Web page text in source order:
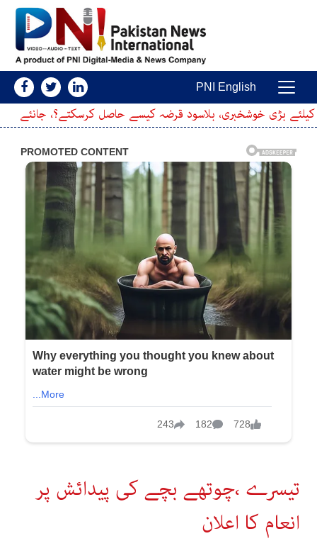
Main Navigation
PNI English
سرکاری بلاسود قرضہ کیسے حاصل کرسکتے؟، جانئے
تیسرے ،چوتھے بچے کی پیدائش پر
انعام کا اعلان